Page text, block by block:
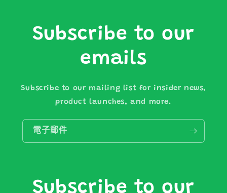
Subscribe to our
emails
Subscribe to our mailing list for insider news,
product launches, and more.
電子郵件
Subscribe to our